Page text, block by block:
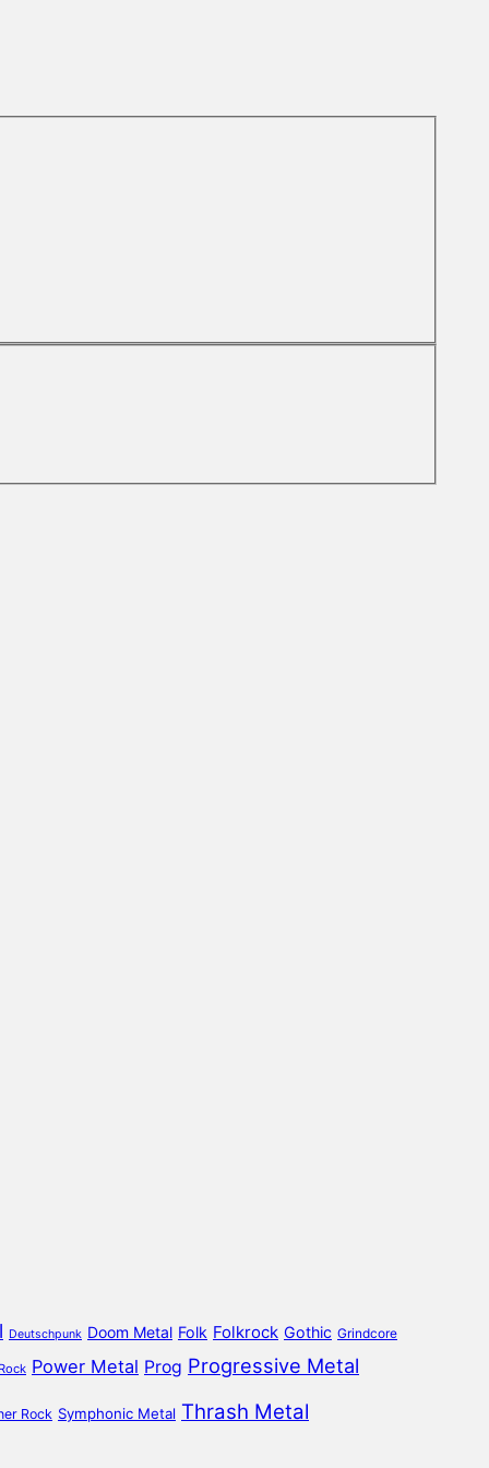
Deutschpunk Doom Metal Folk Folkrock Gothic Grindcore
Power Metal Prog Progressive Metal
Rock Symphonic Metal Thrash Metal